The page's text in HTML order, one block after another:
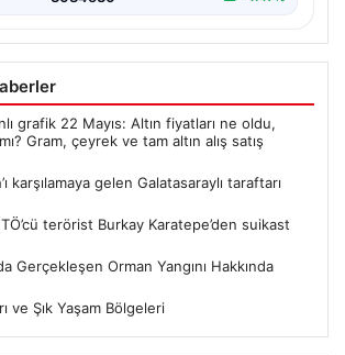
grafik 22 Mayıs: Altın fiyatları ne oldu,
Gram, çeyrek ve tam altın alış satış
karşılamaya gelen Galatasaraylı taraftarı
terörist Burkay Karatepe’den suikast
Gerçekleşen Orman Yangını Hakkında
ve Şık Yaşam Bölgeleri